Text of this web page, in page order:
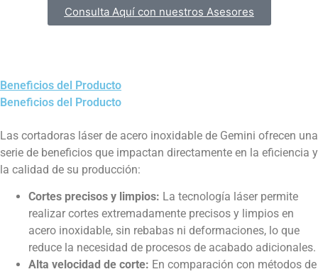
Consulta Aquí con nuestros Asesores
Beneficios del Producto
Beneficios del Producto
Las cortadoras láser de acero inoxidable de Gemini ofrecen una
serie de beneficios que impactan directamente en la eficiencia y
la calidad de su producción:
Cortes precisos y limpios: La tecnología láser permite
realizar cortes extremadamente precisos y limpios en
acero inoxidable, sin rebabas ni deformaciones, lo que
reduce la necesidad de procesos de acabado adicionales.
Alta velocidad de corte: En comparación con métodos de